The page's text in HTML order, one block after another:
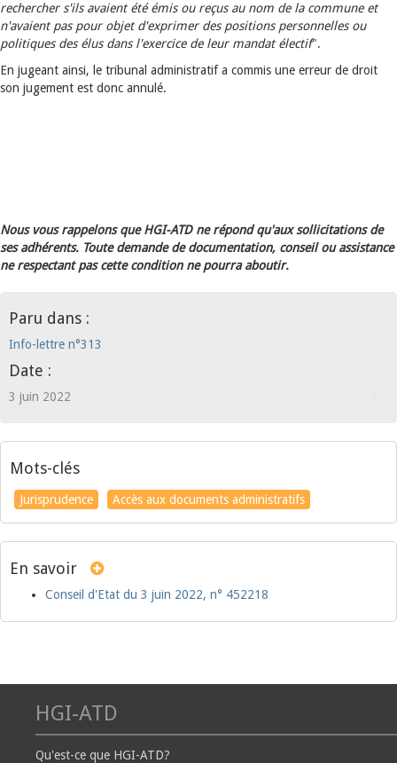
rechercher s'ils avaient été émis ou reçus au nom de la commune et
n'avaient pas pour objet d'exprimer des positions personnelles ou
politiques des élus dans l'exercice de leur mandat électif".
En jugeant ainsi, le tribunal administratif a commis une erreur de droit
son jugement est donc annulé.
Nous vous rappelons que HGI-ATD ne répond qu'aux sollicitations de
ses adhérents. Toute demande de documentation, conseil ou assistance
ne respectant pas cette condition ne pourra aboutir.
Paru dans :
Info-lettre n°313
Date :
3 juin 2022
Mots-clés
Jurisprudence Accès aux documents administratifs
En savoir
Conseil d'Etat du 3 juin 2022, n° 452218
HGI-ATD
Qu'est-ce que HGI-ATD?